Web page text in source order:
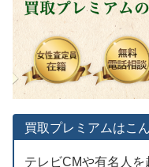
買取プレミアムはこ
テレビCMや有名人